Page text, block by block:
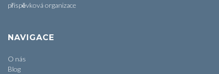
příspěvková organizace
NAVIGACE
O nás
Blog